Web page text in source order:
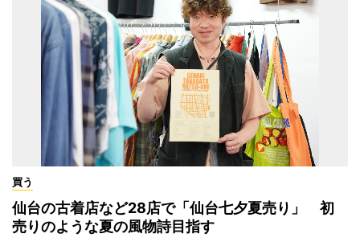
買う
仙台の古着店など28店で「仙台七夕夏売り」 初
売りのような夏の風物詩目指す